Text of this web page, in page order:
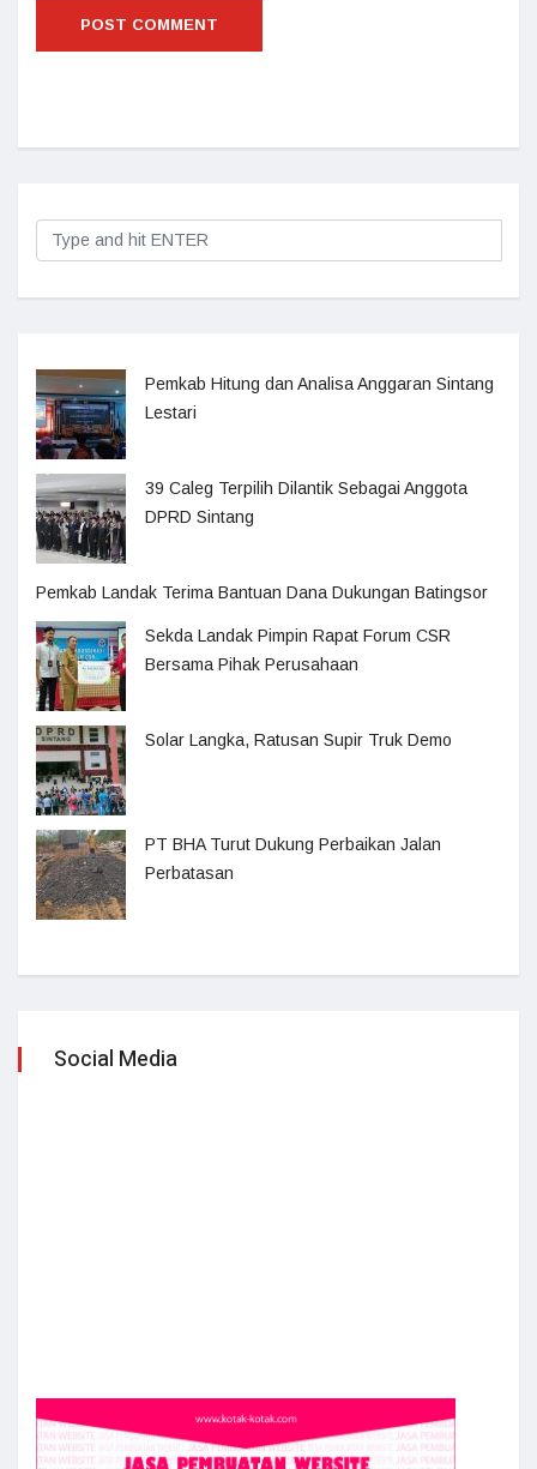
Pemkab Hitung dan Analisa Anggaran Sintang
Lestari
39 Caleg Terpilih Dilantik Sebagai Anggota
DPRD Sintang
Pemkab Landak Terima Bantuan Dana Dukungan Batingsor
Sekda Landak Pimpin Rapat Forum CSR
Bersama Pihak Perusahaan
Solar Langka, Ratusan Supir Truk Demo
PT BHA Turut Dukung Perbaikan Jalan
Perbatasan
Social Media